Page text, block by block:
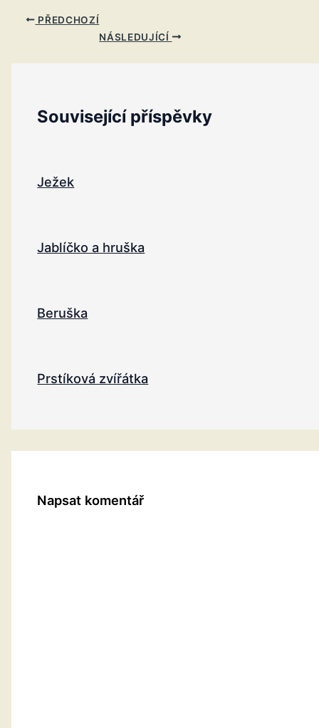
PŘEDCHOZÍ
NÁSLEDUJÍCÍ
Související příspěvky
Ježek
Jablíčko a hruška
Beruška
Prstíková zvířátka
Napsat komentář